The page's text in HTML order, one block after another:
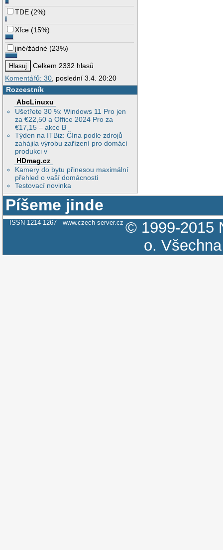
TDE (2%)
Xfce (15%)
jiné/žádné (23%)
Celkem 2332 hlasů
Komentářů: 30, poslední 3.4. 20:20
Rozcestník
AbcLinuxu
Ušetřete 30 %: Windows 11 Pro jen
za €22,50 a Office 2024 Pro za
€17,15 – akce B
Týden na ITBiz: Čína podle zdrojů
zahájila výrobu zařízení pro domácí
produkci v
HDmag.cz
Kamery do bytu přinesou maximální
přehled o vaší domácnosti
Testovací novinka
Píšeme jinde
ISSN 1214-1267 www.czech-server.cz © 1999-2015
o.